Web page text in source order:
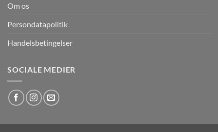
Om os
Persondatapolitik
Handelsbetingelser
SOCIALE MEDIER